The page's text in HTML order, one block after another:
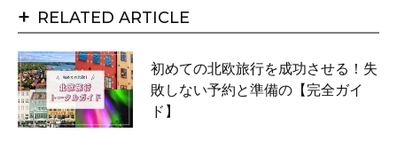
+ RELATED ARTICLE
初めての北欧旅行を成功させる！失
敗しない予約と準備の【完全ガイ
ド】